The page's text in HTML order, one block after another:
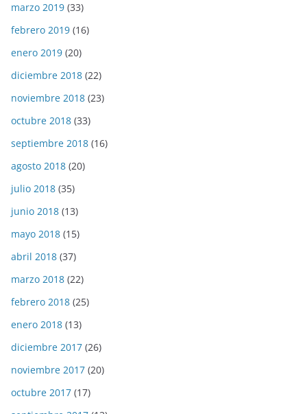
marzo 2019 (33)
febrero 2019 (16)
enero 2019 (20)
diciembre 2018 (22)
noviembre 2018 (23)
octubre 2018 (33)
septiembre 2018 (16)
agosto 2018 (20)
julio 2018 (35)
junio 2018 (13)
mayo 2018 (15)
abril 2018 (37)
marzo 2018 (22)
febrero 2018 (25)
enero 2018 (13)
diciembre 2017 (26)
noviembre 2017 (20)
octubre 2017 (17)